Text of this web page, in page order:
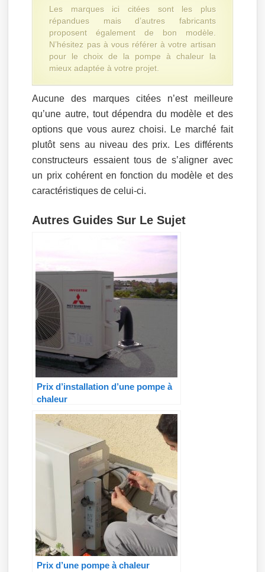
Les marques ici citées sont les plus
répandues mais d’autres fabricants
proposent également de bon modèle.
N’hésitez pas à vous référer à votre artisan
pour le choix de la pompe à chaleur la
mieux adaptée à votre projet.
Aucune des marques citées n’est meilleure
qu’une autre, tout dépendra du modèle et des
options que vous aurez choisi. Le marché fait
plutôt sens au niveau des prix. Les différents
constructeurs essaient tous de s’aligner avec
un prix cohérent en fonction du modèle et des
caractéristiques de celui-ci.
Autres Guides Sur Le Sujet
Prix d’installation d’une pompe à
chaleur
Prix d’une pompe à chaleur